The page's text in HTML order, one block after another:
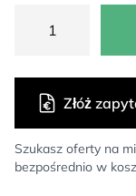
Szukasz oferty na
bezpośrednio w
Złóż